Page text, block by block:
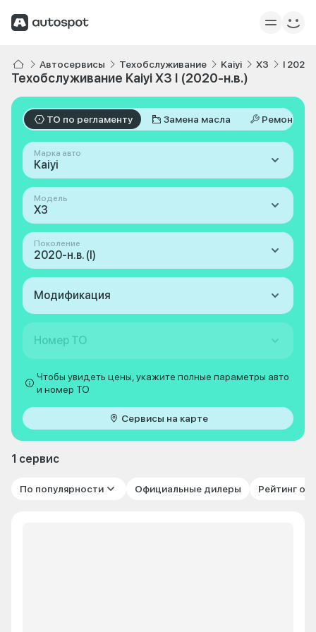
Автосервисы Техобслуживание Kaiyi X3 I
Техобслуживание Kaiyi X3 I (2020-н.в.)
ТО по регламенту Замена масла Ремонт
Марка авто
Kaiyi
Модель
X3
Поколение
2020-н.в. (I)
Модификация
Номер ТО
Чтобы увидеть цены, укажите полные параметры авто
и номер ТО
Сервисы на карте
1 сервис
По популярности Официальные дилеры Рейтинг